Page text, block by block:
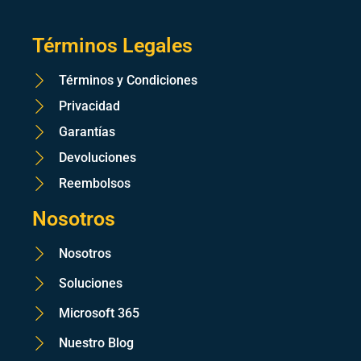
Términos Legales
Términos y Condiciones
Privacidad
Garantías
Devoluciones
Reembolsos
Nosotros
Nosotros
Soluciones
Microsoft 365
Nuestro Blog